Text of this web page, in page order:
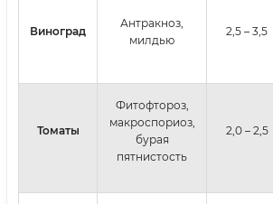
Виноград
Антракноз,
милдью
2,5 – 3,5
Томаты
Фитофтороз,
макроспориоз,
бурая
пятнистость
2,0 – 2,5